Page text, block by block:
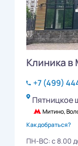
Клиника в
+7 (499)
Пятницкое
Митино,
Как добраться?
ПН-ВС: с 8.00